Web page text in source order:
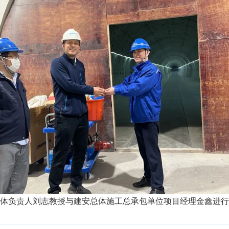
负责人刘志教授与建安总体施工总承包单位项目经理金鑫进